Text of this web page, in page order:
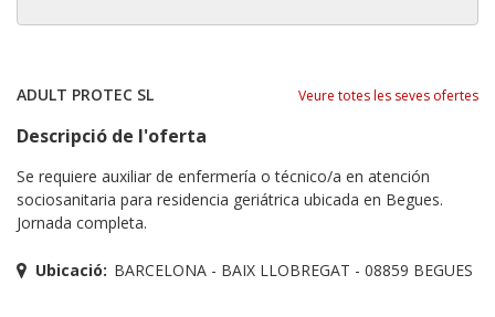
ADULT PROTEC SL Veure totes les seves ofertes
Descripció de l'oferta
Se requiere auxiliar de enfermería o técnico/a en atención
sociosanitaria para residencia geriátrica ubicada en Begues.
Jornada completa.
Ubicació: BARCELONA - BAIX LLOBREGAT - 08859 BEGUES